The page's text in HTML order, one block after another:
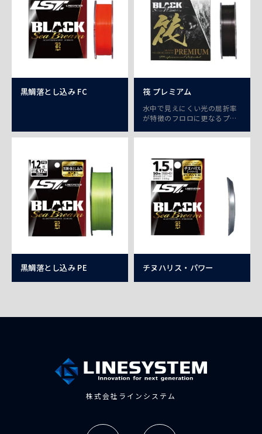
黒鯛落とし込み FC 筏 プレミアム
水中で見えにくい光の屈折率
が特徴のフロロに更なるプラ
ム」。ブラウン着色でチヌの
黒鯛落とし込み PE チヌハリス・パワー
株式会社ラインシステム